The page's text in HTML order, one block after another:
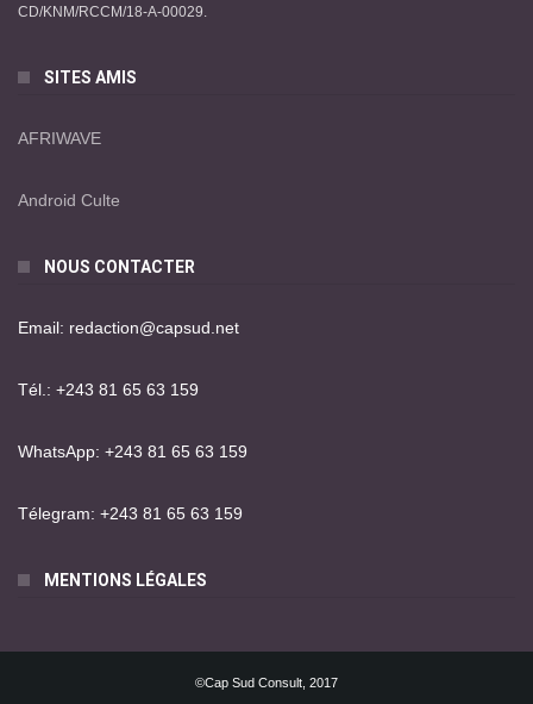
CD/KNM/RCCM/18-A-00029.
SITES AMIS
AFRIWAVE
Android Culte
NOUS CONTACTER
Email: redaction@capsud.net
Tél.: +243 81 65 63 159
WhatsApp: +243 81 65 63 159
Télegram: +243 81 65 63 159
MENTIONS LÉGALES
©Cap Sud Consult, 2017